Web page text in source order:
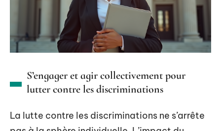
S’engager et agir collectivement pour
lutter contre les discriminations
La lutte contre les discriminations ne s’arrête